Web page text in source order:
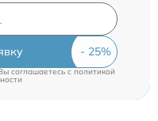
соглашаетесь c политикой